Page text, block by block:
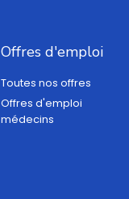
Offres d'emploi
Toutes nos offres
Offres d'emploi
médecins